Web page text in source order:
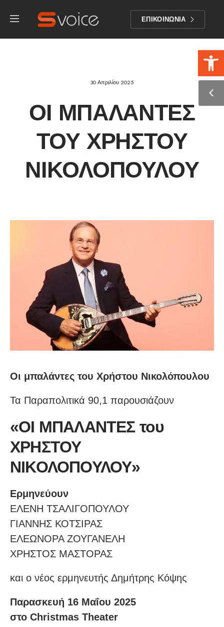
ΕΠΙΚΟΙΝΩΝΙΑ
30 Απριλίου 2025
ΟΙ ΜΠΑΛΆΝΤΕΣ
ΤΟΥ ΧΡΉΣΤΟΥ
ΝΙΚΟΛΌΠΟΥΛΟΥ
Οι μπαλάντες του Χρήστου Νικολόπουλου
Τα Παραπολιτικά 90,1 παρουσιάζουν
«ΟI ΜΠΑΛΑΝΤΕΣ του
ΧΡΗΣΤΟΥ
ΝΙΚΟΛΟΠΟΥΛΟΥ»
Ερμηνεύουν
ΕΛΕΝΗ ΤΣΑΛΙΓΟΠΟΥΛΟΥ
ΓΙΑΝΝΗΣ ΚΟΤΣΙΡΑΣ
ΕΛΕΩΝΟΡΑ ΖΟΥΓΑΝΕΛΗ
ΧΡΗΣΤΟΣ ΜΑΣΤΟΡΑΣ
και ο νέος ερμηνευτής Δημήτρης Κόψης
Παρασκευή 16 Μαΐου 2025
στο Christmas Theater